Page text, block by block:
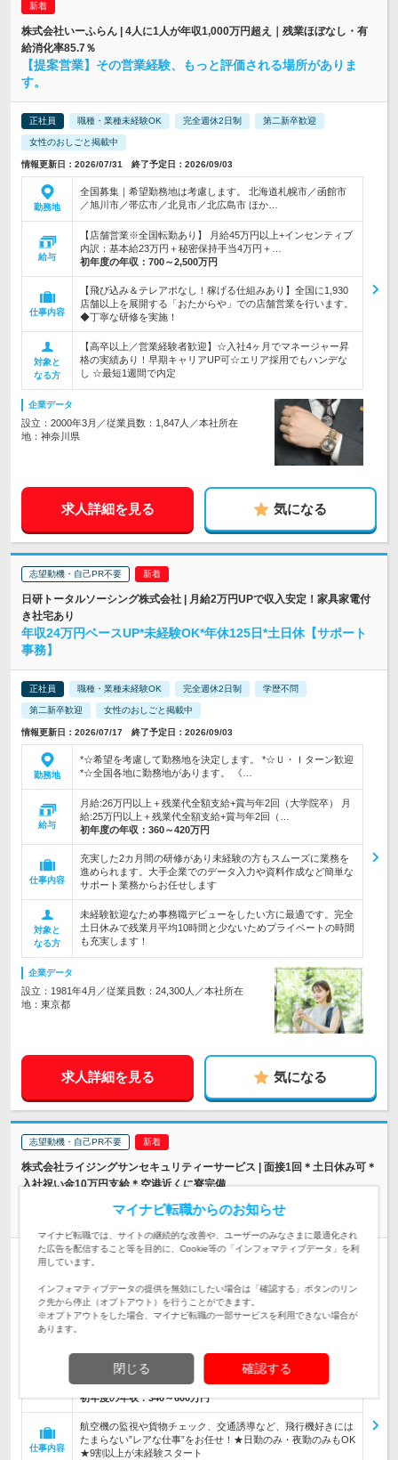
株式会社いーふらん | 4人に1人が年収1,000万円超え｜残業ほぼなし・有
給消化率85.7％
【提案営業】その営業経験、もっと評価される場所がありま
す。
正社員 職種・業種未経験OK 完全週休2日制 第二新卒歓迎
女性のおしごと掲載中
情報更新日：2026/07/31 終了予定日：2026/09/03
勤務地
全国募集｜希望勤務地は考慮します。 北海道札幌市／函館市
／旭川市／帯広市／北見市／北広島市 ほか…
給与
【店舗営業※全国転勤あり】 月給45万円以上+インセンティブ
内訳：基本給23万円＋秘密保持手当4万円＋…
初年度の年収： 700～2,500万円
仕事内容
【飛び込み＆テレアポなし！稼げる仕組みあり】全国に1,930
店舗以上を展開する「おたからや」での店舗営業を行います。
◆丁寧な研修を実施！
対象と
なる方
【高卒以上／営業経験者歓迎】☆入社4ヶ月でマネージャー昇
格の実績あり！早期キャリアUP可☆エリア採用でもハンデな
し ☆最短1週間で内定
企業データ
設立：2000年3月／従業員数：1,847人／本社所在
地：神奈川県
求人詳細を見る 気になる
志望動機・自己PR不要
日研トータルソーシング株式会社 | 月給2万円UPで収入安定！家具家電付
き社宅あり
年収24万円ベースUP*未経験OK*年休125日*土日休【サポート
事務】
正社員 職種・業種未経験OK 完全週休2日制 学歴不問
第二新卒歓迎 女性のおしごと掲載中
情報更新日：2026/07/17 終了予定日：2026/09/03
勤務地
*☆希望を考慮して勤務地を決定します。 *☆Ｕ・Ｉターン歓迎
*☆全国各地に勤務地があります。 《…
給与
月給:26万円以上＋残業代全額支給+賞与年2回（大学院卒） 月
給:25万円以上＋残業代全額支給+賞与年2回（…
初年度の年収： 360～420万円
仕事内容
充実した2カ月間の研修があり未経験の方もスムーズに業務を
進められます。大手企業でのデータ入力や資料作成など簡単な
サポート業務からお任せします
対象と
なる方
未経験歓迎なため事務職デビューをしたい方に最適です。完全
土日休みで残業月平均10時間と少ないためプライベートの時間
も充実します！
企業データ
設立：1981年4月／従業員数：24,300人／本社所在
地：東京都
求人詳細を見る 気になる
志望動機・自己PR不要
株式会社ライジングサンセキュリティーサービス | 面接1回＊土日休み可＊
入社祝い金10万円支給＊空港近くに寮完備
＼成田空港で働く♪／【航空系総合職】★月40万円も目指せ
正社員 職種・業種未経験OK 学歴不問 転勤なし
情報更新日：2026/07/31 終了予定日：2026/10/01
月給28万6000円～40万円 ※経験やスキルに応じて決定いたし
ます。 ※上記には45時間分の固定残業代（7万5…
初年度の年収：340～600万円
仕事内容
航空機の監視や貨物チェック、交通誘導など、飛行機好きには
たまらない”レアな仕事”をお任せ！★日勤のみ・夜勤のみもOK
★9割以上が未経験スタート
マイナビ転職からのお知らせ
マイナビ転職では、サイトの継続的な改善や、ユーザーのみなさまに最適化され
た広告を配信すること等を目的に、Cookie等の「インフォマティブデータ」を利
用しています。
インフォマティブデータの提供を無効にしたい場合は「確認する」ボタンのリン
ク先から停止（オプトアウト）を行うことができます。
※オプトアウトをした場合、マイナビ転職の一部サービスを利用できない場合が
あります。
閉じる 確認する